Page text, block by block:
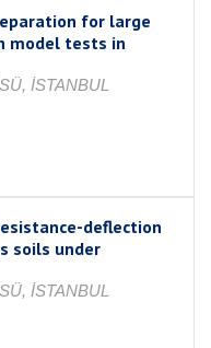
for large
model tests in
İSTANBUL
deflection
soils under
İSTANBUL